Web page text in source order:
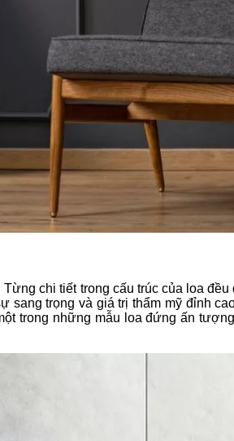
chi tiết trong cấu trúc của loa
sang trọng và giá trị thẩm mỹ đỉnh
trong những mẫu loa đứng ấn